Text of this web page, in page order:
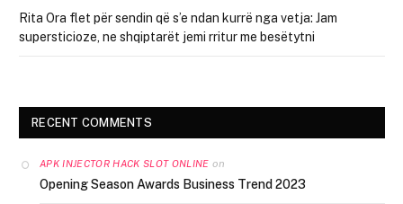
Rita Ora flet për sendin që s’e ndan kurrë nga vetja: Jam
supersticioze, ne shqiptarët jemi rritur me besëtytni
RECENT COMMENTS
APK INJECTOR HACK SLOT ONLINE on
Opening Season Awards Business Trend 2023